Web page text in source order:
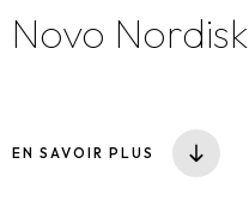
Novo Nordisk
EN SAVOIR PLUS